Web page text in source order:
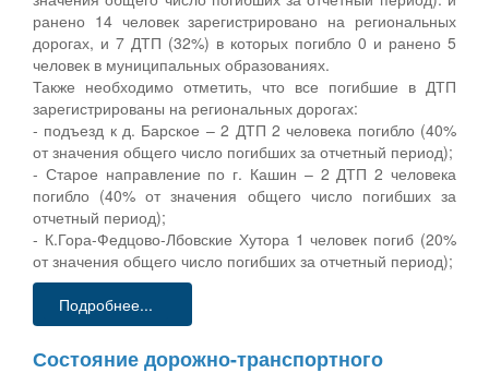
ранено 14 человек зарегистрировано на региональных
дорогах, и 7 ДТП (32%) в которых погибло 0 и ранено 5
человек в муниципальных образованиях.
Также необходимо отметить, что все погибшие в ДТП
зарегистрированы на региональных дорогах:
- подъезд к д. Барское – 2 ДТП 2 человека погибло (40%
от значения общего число погибших за отчетный период);
- Старое направление по г. Кашин – 2 ДТП 2 человека
погибло (40% от значения общего число погибших за
отчетный период);
- К.Гора-Федцово-Лбовские Хутора 1 человек погиб (20%
от значения общего число погибших за отчетный период);
Подробнее...
Состояние дорожно-транспортного